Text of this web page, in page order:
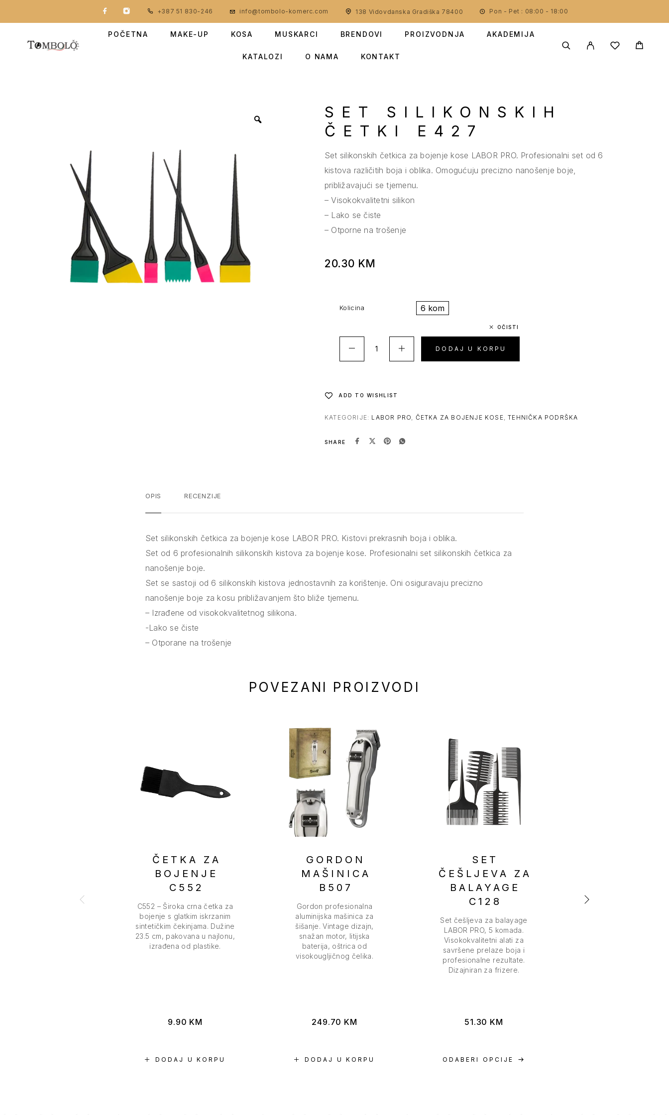
+387 51 830-246 info@tombolo-komerc.com 138 Vidovdanska Gradiška 78400 Pon - Pet : 08:00 - 18:00
POČETNA MAKE-UP KOSA MUSKARCI BRENDOVI PROIZVODNJA AKADEMIJA
KATALOZI O NAMA KONTAKT
SET SILIKONSKIH
ČETKI E427
Set silikonskih četkica za bojenje kose LABOR PRO. Profesionalni set od 6
kistova različitih boja i oblika. Omogućuju precizno nanošenje boje,
približavajući se tjemenu.
– Visokokvalitetni silikon
– Lako se čiste
– Otporne na trošenje
20.30 KM
Kolicina 6 kom
OČISTI
DODAJ U KORPU
ADD TO WISHLIST
KATEGORIJE: LABOR PRO, ČETKA ZA BOJENJE KOSE,TEHNIČKA PODRŠKA
SHARE
OPIS RECENZIJE
Set silikonskih četkica za bojenje kose LABOR PRO. Kistovi prekrasnih boja i oblika.
Set od 6 profesionalnih silikonskih kistova za bojenje kose. Profesionalni set silikonskih četkica za
nanošenje boje.
Set se sastoji od 6 silikonskih kistova jednostavnih za korištenje. Oni osiguravaju precizno
nanošenje boje za kosu približavanjem što bliže tjemenu.
– Izrađene od visokokvalitetnog silikona.
-Lako se čiste
– Otporane na trošenje
POVEZANI PROIZVODI
DODAJ U KORPU
ČETKA ZA
BOJENJE
C552
C552 – Široka crna četka za
bojenje s glatkim iskrzanim
sintetičkim čekinjama. Dužine
23.5 cm, pakovana u najlonu,
izrađena od plastike.
9.90 KM
DODAJ U KORPU
GORDON
MAŠINICA
B507
Gordon profesionalna
aluminijska mašinica za
šišanje. Vintage dizajn,
snažan motor, litijska
baterija, oštrica od
visokougljičnog čelika.
249.70 KM
ODABERI OPCIJE
SET
ČEŠLJEVA ZA
BALAYAGE
C128
Set češljeva za balayage
LABOR PRO, 5 komada.
Visokokvalitetni alati za
savršene prelaze boja i
profesionalne rezultate.
Dizajniran za frizere.
51.30 KM
boji, visina podesiva